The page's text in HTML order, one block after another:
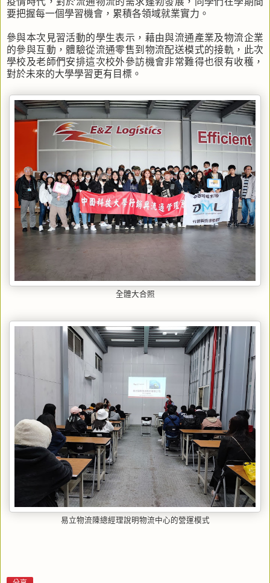
要把握每一個學習機會，累積各領域就業實力。
參與本次見習活動的學生表示，藉由與流通產業及物流企業
的參與互動，體驗從流通零售到物流配送模式的接軌，此次
學校及老師們安排這次校外參訪機會非常難得也很有收穫，
對於未來的大學學習更有目標。
全體大合照
易立物流陳總經理說明物流中心的營運模式